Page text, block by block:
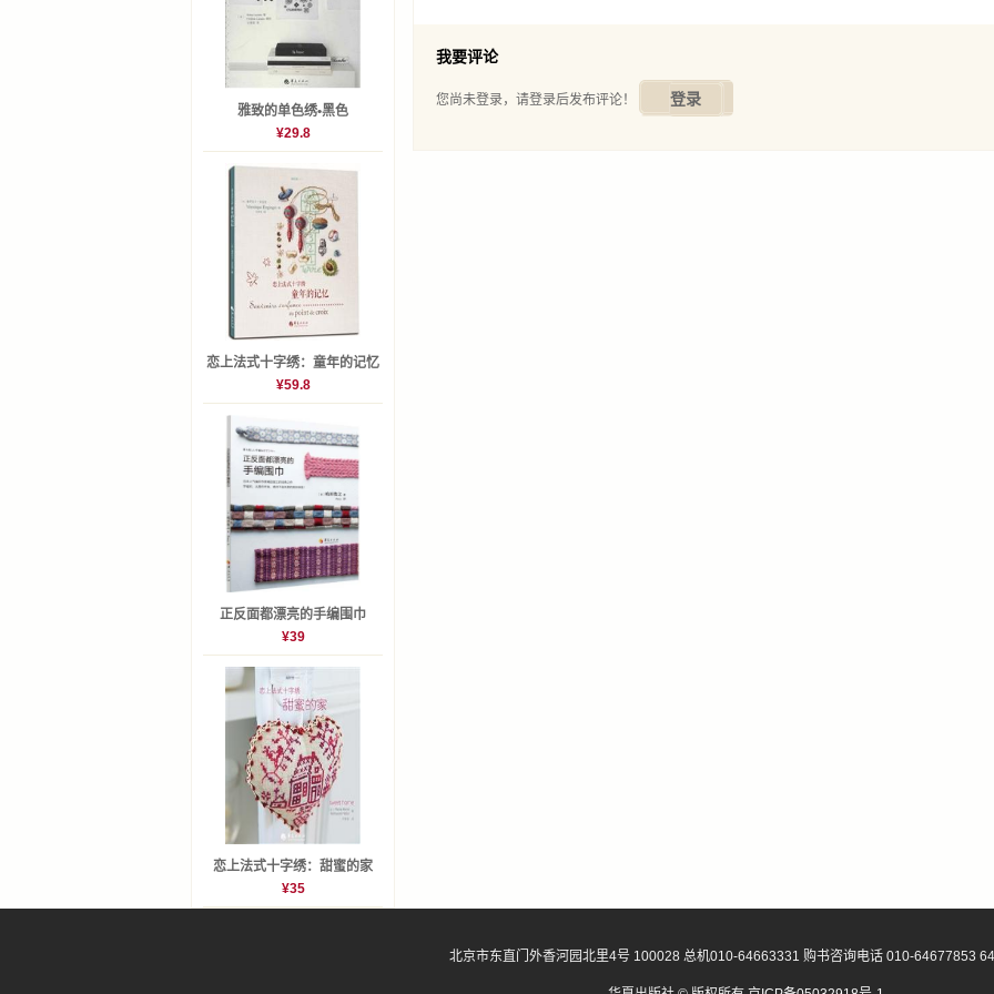
雅致的单色绣•黑色
¥29.8
恋上法式十字绣：童年的记忆
¥59.8
正反面都漂亮的手编围巾
¥39
恋上法式十字绣：甜蜜的家
¥35
P50 小林爷爷教给我的不只是家常菜的味道，更有他对生活的领悟与盼望
P54 夏日素面/樱花虾蔬菜天妇罗 PART 1
P60 大虾天妇罗/毛豆虾仁莲藕天妇罗/荞麦凉面 PART 2
P184 中部地区料理的特色
P186 羊栖菜煮物（胡萝卜．油豆腐．魔芋．香菇）/菠菜佐樱花虾/鲭鱼味噌煮/茶碗
我要评论
您尚未登录，请登录后发布评论！ 登录
北京市东直门外香河园北里4号 100028 总机010-64663331 购书咨询电话 010-64677853